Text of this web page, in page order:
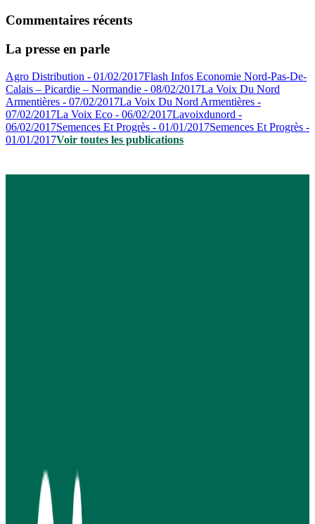
Commentaires récents
La presse en parle
Agro Distribution - 01/02/2017Flash Infos Economie Nord-Pas-De-
Calais – Picardie – Normandie - 08/02/2017La Voix Du Nord
Armentières - 07/02/2017La Voix Du Nord Armentières -
07/02/2017La Voix Eco - 06/02/2017Lavoixdunord -
06/02/2017Semences Et Progrès - 01/01/2017Semences Et Progrès -
01/01/2017Voir toutes les publications